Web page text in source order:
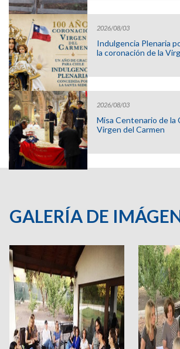
2026/08/03
Indulgencia Plenaria
la coronación de la
2026/08/03
Misa Centenario de la
Virgen del Carmen
GALERÍA DE